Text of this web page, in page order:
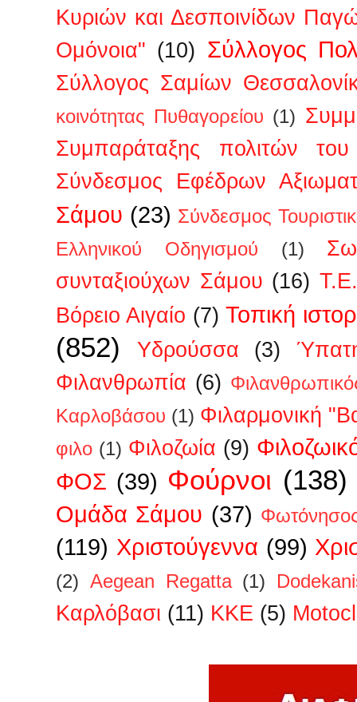
Κυριών και Δεσποινίδων
Ομόνοια" (10) Σύλλογος
Σύλλογος Σαμίων
κοινότητας Πυθαγορείου (1)
Συμπαράταξης πολιτών του
Σύνδεσμος Εφέδρων
Σάμου (23) Σύνδεσμος
Ελληνικού Οδηγισμού
(1)
συνταξιούχων Σάμου (16)
Βόρειο Αιγαίο (7) Τοπική
(852) Υδρούσσα (3)
Φιλανθρωπία (6)
Καρλοβάσου (1) Φιλαρμονική
φιλο (1) Φιλοζωία (9)
ΦΟΣ (39) Φούρνοι (138)
Ομάδα Σάμου (37)
(119) Χριστούγεννα (99)
(2) Aegean Regatta (1)
Kαρλόβασι (11) KKE (5)